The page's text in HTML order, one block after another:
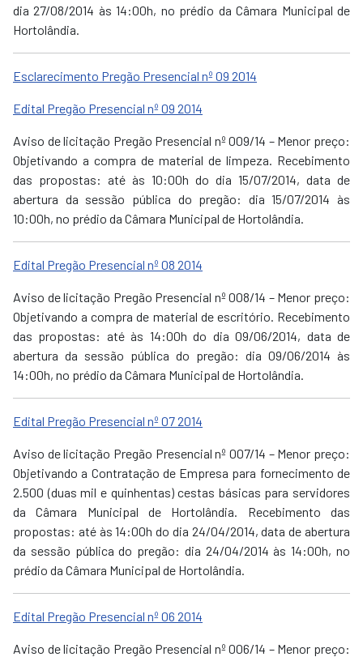
dia 27/08/2014 às 14:00h, no prédio da Câmara Municipal de
Hortolândia.
Esclarecimento Pregão Presencial nº 09 2014
Edital Pregão Presencial nº 09 2014
Aviso de licitação Pregão Presencial nº 009/14 – Menor preço:
Objetivando a compra de material de limpeza. Recebimento
das propostas: até às 10:00h do dia 15/07/2014, data de
abertura da sessão pública do pregão: dia 15/07/2014 às
10:00h, no prédio da Câmara Municipal de Hortolândia.
Edital Pregão Presencial nº 08 2014
Aviso de licitação Pregão Presencial nº 008/14 – Menor preço:
Objetivando a compra de material de escritório. Recebimento
das propostas: até às 14:00h do dia 09/06/2014, data de
abertura da sessão pública do pregão: dia 09/06/2014 às
14:00h, no prédio da Câmara Municipal de Hortolândia.
Edital Pregão Presencial nº 07 2014
Aviso de licitação Pregão Presencial nº 007/14 – Menor preço:
Objetivando a Contratação de Empresa para fornecimento de
2.500 (duas mil e quinhentas) cestas básicas para servidores
da Câmara Municipal de Hortolândia. Recebimento das
propostas: até às 14:00h do dia 24/04/2014, data de abertura
da sessão pública do pregão: dia 24/04/2014 às 14:00h, no
prédio da Câmara Municipal de Hortolândia.
Edital Pregão Presencial nº 06 2014
Aviso de licitação Pregão Presencial nº 006/14 – Menor preço: